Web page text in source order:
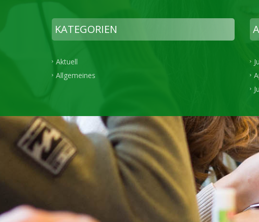
KATEGORIEN
Aktuell
Allgemeines